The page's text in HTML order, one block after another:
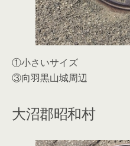
①小さいサイズ
③向羽黒山城周辺
大沼郡昭和村